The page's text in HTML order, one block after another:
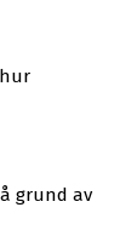
grund av